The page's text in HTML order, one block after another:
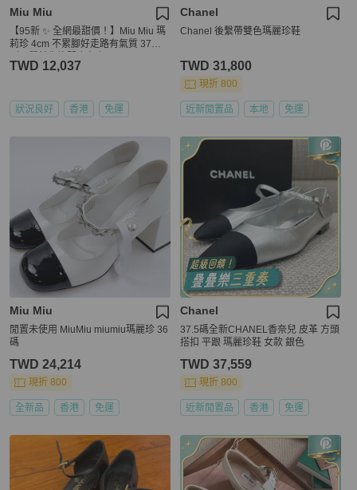
Miu Miu
【95新 ✨ 全網最甜價！】Miu Miu 瑪
莉珍 4cm 不累腳好走路有氣質 37碼
TWD 12,037
狀況良好 香港 免運
Chanel
Chanel 後繫帶雙色瑪麗珍鞋
TWD 31,800
現折 800
近新閒置品 本地 免運
Miu Miu
閒置未使用 MiuMiu miumiu瑪麗珍 36
碼
TWD 24,214
現折 800
全新品 香港 免運
Chanel
37.5碼全新CHANEL香奈兒 皮革 方頭
搭扣 平跟 瑪麗珍鞋 女款 銀色
TWD 37,559
現折 800
近新閒置品 香港 免運